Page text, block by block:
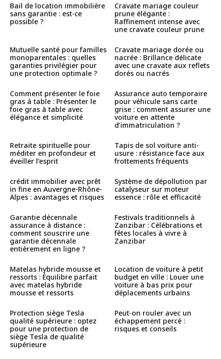
Bail de location immobilière
sans garantie : est-ce
possible ?
Cravate mariage couleur
prune élégante :
Raffinement intense avec
une cravate couleur prune
Mutuelle santé pour familles
monoparentales : quelles
garanties privilégier pour
une protection optimale ?
Cravate mariage dorée ou
nacrée : Brillance délicate
avec une cravate aux reflets
dorés ou nacrés
Comment présenter le foie
gras à table : Présenter le
foie gras à table avec
élégance et simplicité
Assurance auto temporaire
pour véhicule sans carte
grise : comment assurer une
voiture en attente
d’immatriculation ?
Retraite spirituelle pour
méditer en profondeur et
éveiller l’esprit
Tapis de sol voiture anti-
usure : résistance face aux
frottements fréquents
crédit immobilier avec prêt
in fine en Auvergne-Rhône-
Alpes : avantages et risques
Système de dépollution par
catalyseur sur moteur
essence : rôle et efficacité
Garantie décennale
assurance à distance :
comment souscrire une
garantie décennale
entièrement en ligne ?
Festivals traditionnels à
Zanzibar : Célébrations et
fêtes locales à vivre à
Zanzibar
Matelas hybride mousse et
ressorts : Équilibre parfait
avec matelas hybride
mousse et ressorts
Location de voiture à petit
budget en ville : Louer une
voiture à bas prix pour
déplacements urbains
Protection siège Tesla
qualité supérieure : optez
pour une protection de
siège Tesla de qualité
supérieure
Peut-on rouler avec un
échappement percé :
risques et conseils